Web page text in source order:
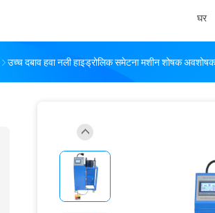
घर
उच्च दबाव हवा नली हाइड्रोलिक समेटना मशीन शोषक